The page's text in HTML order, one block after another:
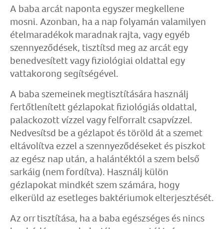
A baba arcát naponta egyszer megkellene
mosni. Azonban, ha a nap folyamán valamilyen
ételmaradékok maradnak rajta, vagy egyéb
szennyeződések, tisztítsd meg az arcát egy
benedvesített vagy fiziológiai oldattal egy
vattakorong segítségével.
A baba szemeinek megtisztítására használj
fertőtlenített gézlapokat fiziológiás oldattal,
palackozott vízzel vagy felforralt csapvízzel.
Nedvesítsd be a gézlapot és töröld át a szemet
eltávolítva ezzel a szennyeződéseket és piszkot
az egész nap után, a halántéktól a szem belső
sarkáig (nem fordítva). Használj külön
gézlapokat mindkét szem számára, hogy
elkerüld az esetleges baktériumok elterjesztését.
Az orr tisztítása, ha a baba egészséges és nincs